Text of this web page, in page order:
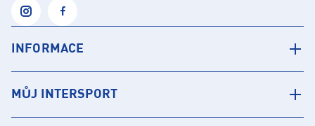
INFORMACE
MŮJ INTERSPORT